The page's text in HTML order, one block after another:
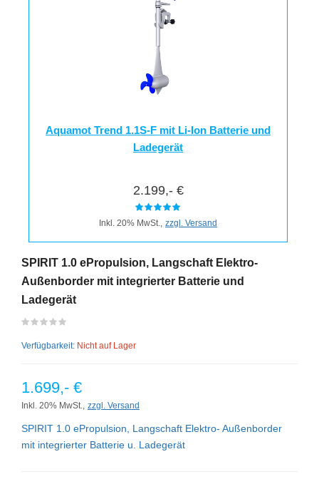
Aquamot Trend 1.1S-F mit Li-Ion Batterie und
Ladegerät
2.199,- €
Inkl. 20% MwSt., zzgl. Versand
SPIRIT 1.0 ePropulsion, Langschaft Elektro-
Außenborder mit integrierter Batterie und
Ladegerät
Verfügbarkeit: Nicht auf Lager
1.699,- €
Inkl. 20% MwSt., zzgl. Versand
SPIRIT 1.0 ePropulsion, Langschaft Elektro- Außenborder
mit integrierter Batterie u. Ladegerät